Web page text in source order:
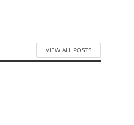
VIEW ALL POSTS